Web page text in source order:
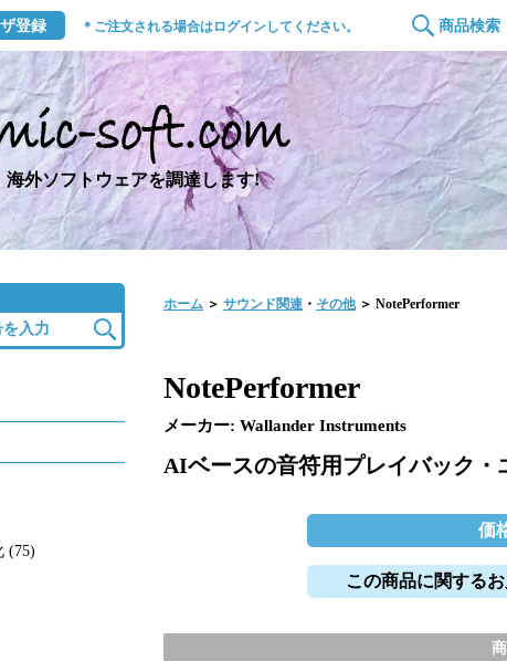
登録 ＊ご注文される場合はログインしてください。 商品検索
海外ソフトウェアを調達します!
(75)
ホーム ＞ サウンド関連 ・ その他＞ NotePerformer
NotePerformer
メーカー: Wallander Instruments
AIベースの音符用プレイバック・
価
この商品に関する